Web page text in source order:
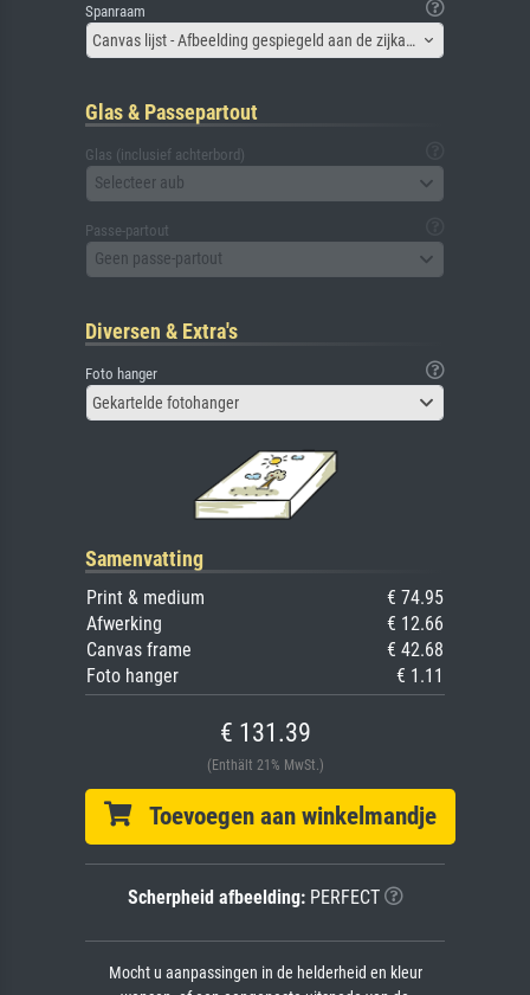
Spanraam
Canvas lijst - Afbeelding gespiegeld aan de zijkant
Glas & Passepartout
Glas (inclusief achterbord)
Selecteer aub
Passe-partout
Geen passe-partout
Diversen & Extra's
Foto hanger
Gekartelde fotohanger
Samenvatting
Print & medium
€ 74.95
Afwerking
€ 12.66
Canvas frame
€ 42.68
Foto hanger
€ 1.11
€ 131.39
(Enthält 21% MwSt.)
Toevoegen aan winkelmandje
Scherpheid afbeelding:PERFECT
Mocht u aanpassingen in de helderheid en kleur